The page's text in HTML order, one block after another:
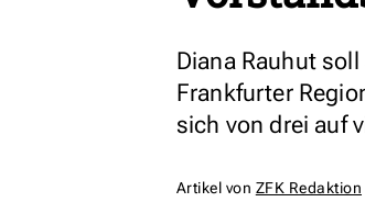
Diana Rauhut
Frankfurter
sich von drei auf
Artikel von ZFK Redaktion